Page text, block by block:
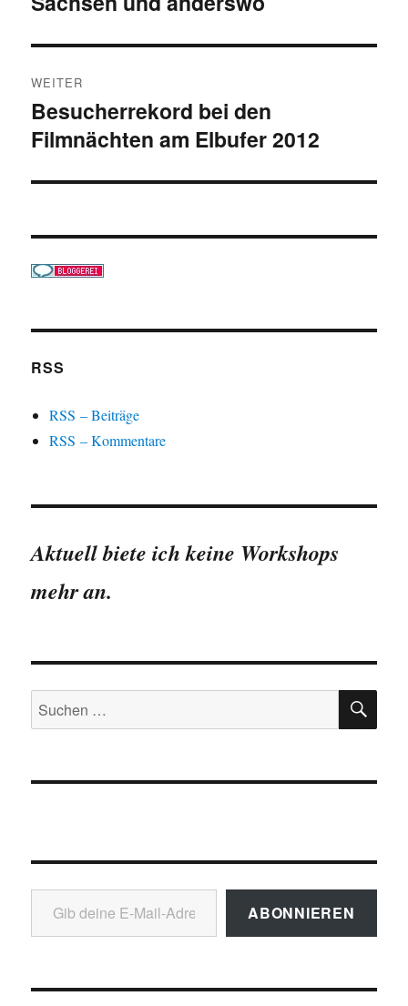
WEITER
Nächster
Beitrag:
Besucherrekord bei den
Filmnächten am Elbufer 2012
RSS
RSS – Beiträge
RSS – Kommentare
Aktuell biete ich keine Workshops
mehr an.
Suchen
nach:
Gib deine E-Mail-Adresse ein ...
ABONNIEREN